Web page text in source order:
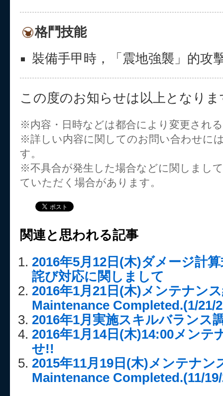
格鬥技能
裝備手甲時，「震地強襲」的攻
この度のお知らせは以上となりま
※内容・日時などは都合により変更され
※詳しい内容に関してのお問い合わせに
す。
※不具合が発生した場合などに関しまし
ていただく場合があります。
関連と思われる記事
2016年5月12日(木)ダメージ計
詫び対応に関しまして
2016年1月21日(木)メンテナン
Maintenance Completed.(1/21/
2016年1月実施スキルバランス
2016年1月14日(木)14:00メンテ
せ!!
2015年11月19日(木)メンテナン
Maintenance Completed.(11/